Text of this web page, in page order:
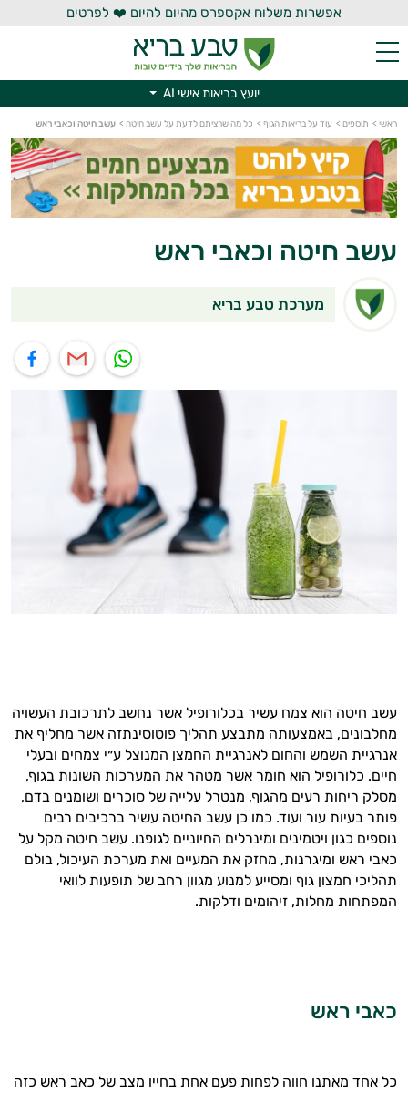
אפשרות משלוח אקספרס מהיום להיום ❤️ לפרטים
יועץ בריאות אישי AI
ראשי > תוספים > עוד על בריאות הגוף > כל מה שרציתם לדעת על עשב חיטה > עשב חיטה וכאבי ראש
עשב חיטה וכאבי ראש
מערכת טבע בריא
עשב חיטה הוא צמח עשיר בכלורופיל אשר נחשב לתרכובת העשויה
מחלבונים, באמצעותה מתבצע תהליך פוטוסינתזה אשר מחליף את
אנרגיית השמש והחום לאנרגיית החמצן המנוצל ע״י צמחים ובעלי
חיים. כלורופיל הוא חומר אשר מטהר את המערכות השונות בגוף,
מסלק ריחות רעים מהגוף, מנטרל עלייה של סוכרים ושומנים בדם,
פותר בעיות עור ועוד. כמו כן עשב החיטה עשיר ברכיבים רבים
נוספים כגון ויטמינים ומינרלים החיוניים לגופנו. עשב חיטה מקל על
כאבי ראש ומיגרנות, מחזק את המעיים ואת מערכת העיכול, בולם
תהליכי חמצון גוף ומסייע למנוע מגוון רחב של תופעות לוואי
המפתחות מחלות, זיהומים ודלקות.
כאבי ראש
כל אחד מאתנו חווה לפחות פעם אחת בחייו מצב של כאב ראש כזה
יועץ בריאות אישי AI